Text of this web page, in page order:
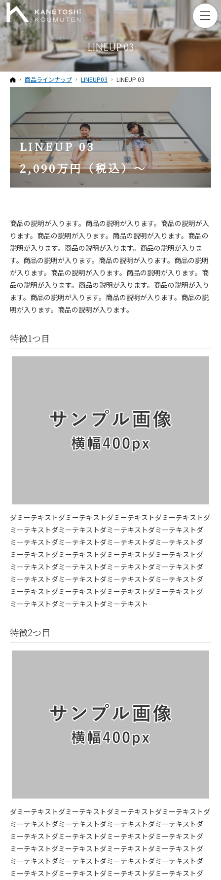
LINEUP 03
ホーム
商品ラインナップ LINEUP03 LINEUP 03
LINEUP 03
2,090万円（税込）～
商品の説明が入ります。商品の説明が入ります。商品の説明が入
ります。商品の説明が入ります。商品の説明が入ります。商品の
説明が入ります。商品の説明が入ります。商品の説明が入りま
す。商品の説明が入ります。商品の説明が入ります。商品の説明
が入ります。商品の説明が入ります。商品の説明が入ります。商
品の説明が入ります。商品の説明が入ります。商品の説明が入り
ます。商品の説明が入ります。商品の説明が入ります。商品の説
明が入ります。商品の説明が入ります。
特徴1つ目
ダミーテキストダミーテキストダミーテキストダミーテキストダ
ミーテキストダミーテキストダミーテキストダミーテキストダ
ミーテキストダミーテキストダミーテキストダミーテキストダ
ミーテキストダミーテキストダミーテキストダミーテキストダ
ミーテキストダミーテキストダミーテキストダミーテキストダ
ミーテキストダミーテキストダミーテキストダミーテキストダ
ミーテキストダミーテキストダミーテキストダミーテキストダ
ミーテキストダミーテキストダミーテキスト
特徴2つ目
ダミーテキストダミーテキストダミーテキストダミーテキストダ
ミーテキストダミーテキストダミーテキストダミーテキストダ
ミーテキストダミーテキストダミーテキストダミーテキストダ
ミーテキストダミーテキストダミーテキストダミーテキストダ
ミーテキストダミーテキストダミーテキストダミーテキストダ
ミーテキストダミーテキストダミーテキストダミーテキストダ